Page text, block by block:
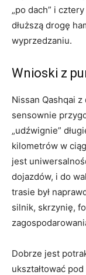
„po dach” i
dłuższą drogę
wyprzedzaniu.
Wnioski z
Nissan Qashqai
sensownie
„udźwignie”
kilometrów w
jest
dojazdów, i do
trasie był
silnik, skrzynię,
Dobrze jest
ukształtować